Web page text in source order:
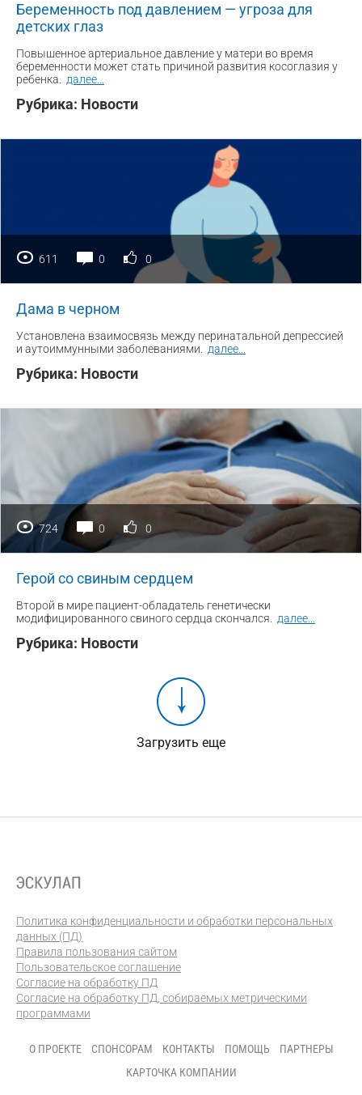
Беременность под давлением — угроза для
детских глаз
Повышенное артериальное давление у матери во время
беременности может стать причиной развития косоглазия у
ребенка. далее...
Рубрика: Новости
611 0 0
Дама в черном
Установлена взаимосвязь между перинатальной депрессией
и аутоиммунными заболеваниями. далее...
Рубрика: Новости
724 0 0
Герой со свиным сердцем
Второй в мире пациент-обладатель генетически
модифицированного свиного сердца скончался. далее...
Рубрика: Новости
Загрузить еще
Политика конфиденциальности и обработки персональных
данных (ПД)
Правила пользования сайтом
Пользовательское соглашение
Согласие на обработку ПД
Согласие на обработку ПД, собираемых метрическими
программами
О ПРОЕКТЕ СПОНСОРАМ КОНТАКТЫ ПОМОЩЬ
ПАРТНЕРЫ
КАРТОЧКА КОМПАНИИ